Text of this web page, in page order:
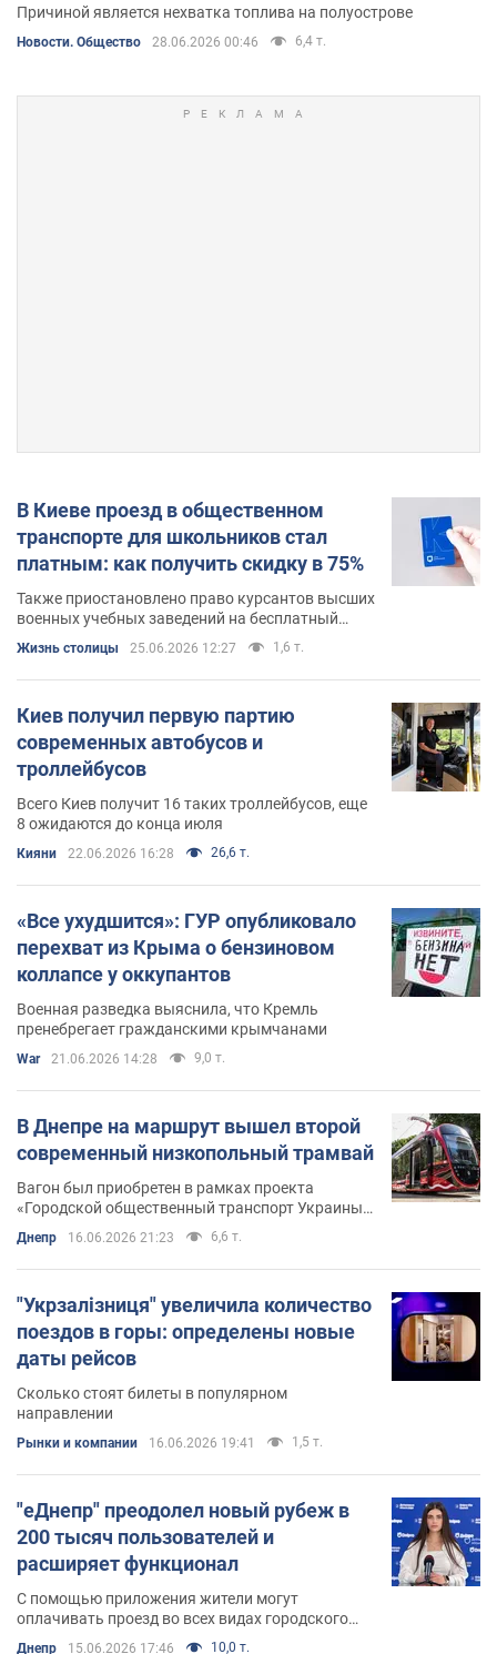
Причиной является нехватка топлива на полуострове
Новости. Общество 28.06.2026 00:46 6,4 т.
В Киеве проезд в общественном
транспорте для школьников стал
платным: как получить скидку в 75%
Также приостановлено право курсантов высших
военных учебных заведений на бесплатный
Жизнь столицы 25.06.2026 12:27 1,6 т.
Киев получил первую партию
современных автобусов и
троллейбусов
Всего Киев получит 16 таких троллейбусов, еще
8 ожидаются до конца июля
Кияни 22.06.2026 16:28 26,6 т.
«Все ухудшится»: ГУР опубликовало
перехват из Крыма о бензиновом
коллапсе у оккупантов
Военная разведка выяснила, что Кремль
пренебрегает гражданскими крымчанами
War 21.06.2026 14:28 9,0 т.
В Днепре на маршрут вышел второй
современный низкопольный трамвай
Вагон был приобретен в рамках проекта
«Городской общественный транспорт Украины
II» на кредитные средства Европейского
инвестиционного банка
Днепр 16.06.2026 21:23 6,6 т.
"Укрзалізниця" увеличила количество
поездов в горы: определены новые
даты рейсов
Сколько стоят билеты в популярном
направлении
Рынки и компании 16.06.2026 19:41 1,5 т.
"еДнепр" преодолел новый рубеж в
200 тысяч пользователей и
расширяет функционал
С помощью приложения жители могут
оплачивать проезд во всех видах городского
электротранспорта и приобретать абонементы
Днепр 15.06.2026 17:46 10,0 т.